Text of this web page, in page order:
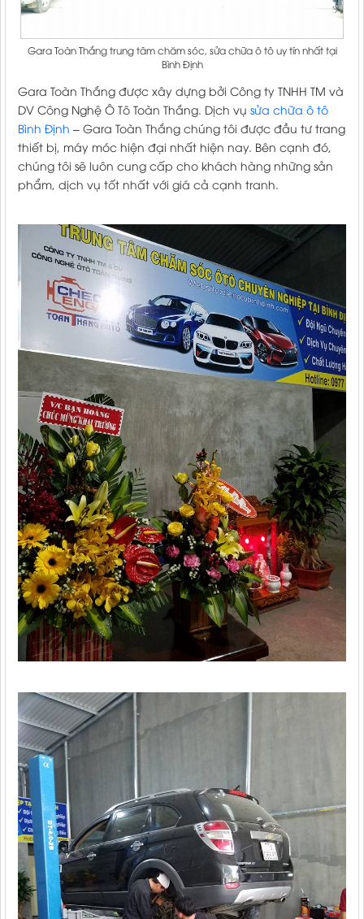
Gara Toàn Thắng trung tâm chăm sóc, sửa chữa ô tô uy tín nhất tại
Bình Định
Gara Toàn Thắng được xây dựng bởi Công ty TNHH TM và
DV Công Nghệ Ô Tô Toàn Thắng. Dịch vụ sửa chữa ô tô
Bình Định – Gara Toàn Thắng chúng tôi được đầu tư trang
thiết bị, máy móc hiện đại nhất hiện nay. Bên cạnh đó,
chúng tôi sẽ luôn cung cấp cho khách hàng những sản
phẩm, dịch vụ tốt nhất với giá cả cạnh tranh.